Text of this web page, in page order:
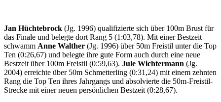
Jan Hüchte­brock (Jg. 1996) quali­fizierte sich über 100m Brust für
das Finale und belegte dort Rang 5 (1:03,78). Mit einer Best­zeit
schwamm Anne Walther (Jg. 1996) über 50m Freistil unter die Top
Ten (0:26,67) und belegte ihre gute Form auch durch eine neue
Best­zeit über 100m Freistil (0:59,63). Jule Wichtermann (Jg.
2004) erreichte über 50m Schmetter­ling (0:31,24) mit einem zehnten
Rang die Top Ten ihres Jahr­gangs und absolvierte die 50m-Freistil-
Strecke mit einer neuen per­sönlichen Best­zeit (0:28,67).